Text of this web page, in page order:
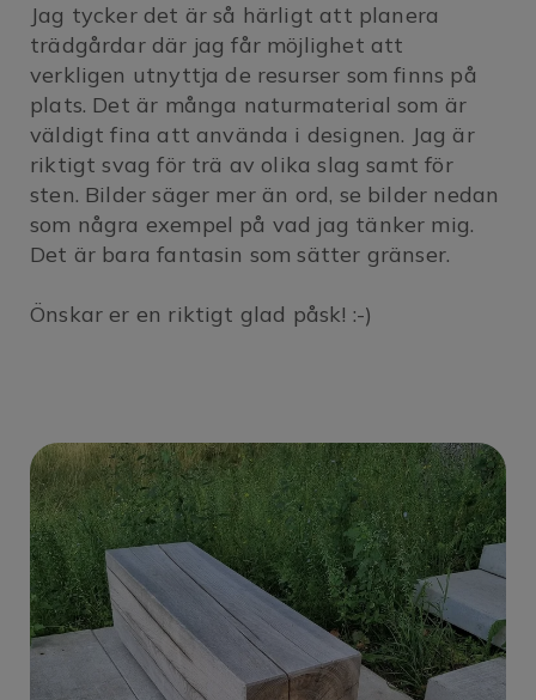
Jag tycker det är så härligt att planera
trädgårdar där jag får möjlighet att
verkligen utnyttja de resurser som finns på
plats. Det är många naturmaterial som är
väldigt fina att använda i designen. Jag är
riktigt svag för trä av olika slag samt för
sten. Bilder säger mer än ord, se bilder nedan
som några exempel på vad jag tänker mig.
Det är bara fantasin som sätter gränser.
Önskar er en riktigt glad påsk! :-)